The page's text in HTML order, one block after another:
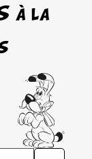
à la